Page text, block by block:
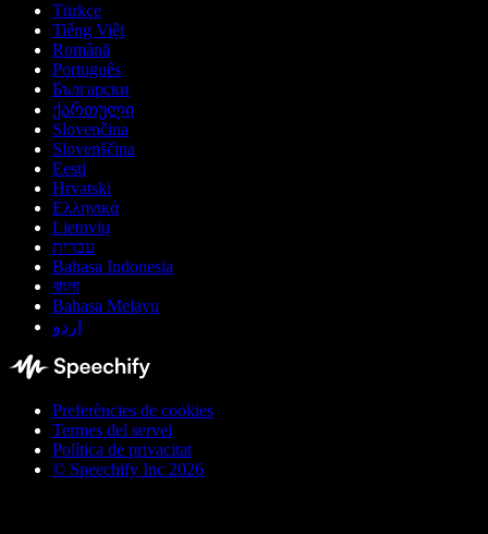
Türkçe
Tiếng Việt
Română
Português
Български
ქართული
Slovenčina
Slovenščina
Eesti
Hrvatski
Ελληνικά
Lietuvių
עברית
Bahasa Indonesia
বাংলা
Bahasa Melayu
اردو
Preferències de cookies
Termes del servei
Política de privacitat
© Speechify Inc 2026